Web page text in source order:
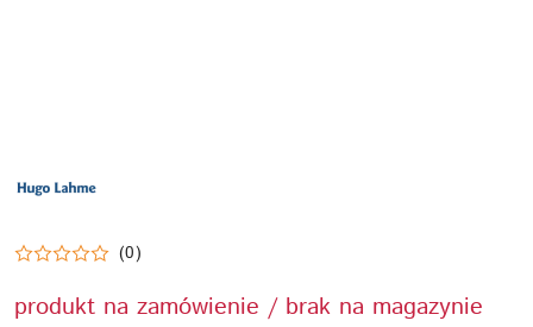
HUGO
LAHME
(0)
produkt na zamówienie / brak na magazynie